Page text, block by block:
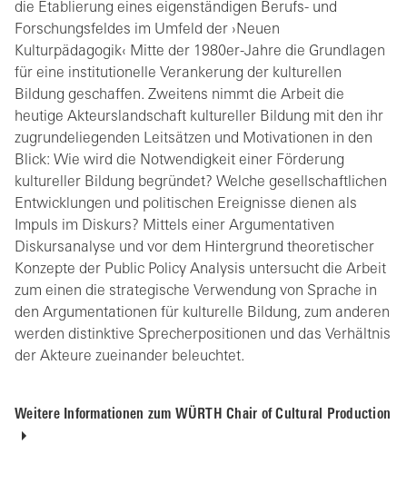
die Etablierung eines eigenständigen Berufs- und
Forschungsfeldes im Umfeld der ›Neuen
Kulturpädagogik‹ Mitte der 1980er-Jahre die Grundlagen
für eine institutionelle Verankerung der kulturellen
Bildung geschaffen. Zweitens nimmt die Arbeit die
heutige Akteurslandschaft kultureller Bildung mit den ihr
zugrundeliegenden Leitsätzen und Motivationen in den
Blick: Wie wird die Notwendigkeit einer Förderung
kultureller Bildung begründet? Welche gesellschaftlichen
Entwicklungen und politischen Ereignisse dienen als
Impuls im Diskurs? Mittels einer Argumentativen
Diskursanalyse und vor dem Hintergrund theoretischer
Konzepte der Public Policy Analysis untersucht die Arbeit
zum einen die strategische Verwendung von Sprache in
den Argumentationen für kulturelle Bildung, zum anderen
werden distinktive Sprecherpositionen und das Verhältnis
der Akteure zueinander beleuchtet.
Weitere Informationen zum WÜRTH Chair of Cultural Production